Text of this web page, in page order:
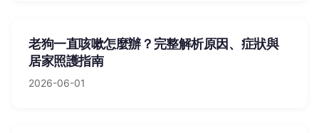
老狗一直咳嗽怎麼辦？完整解析原因、症狀與
居家照護指南
2026-06-01